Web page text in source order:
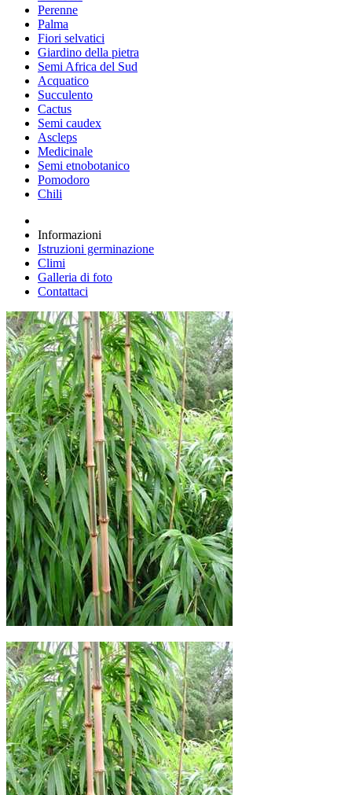
Perenne
Palma
Fiori selvatici
Giardino della pietra
Semi Africa del Sud
Acquatico
Succulento
Cactus
Semi caudex
Ascleps
Medicinale
Semi etnobotanico
Pomodoro
Chili
Informazioni
Istruzioni germinazione
Climi
Galleria di foto
Contattaci